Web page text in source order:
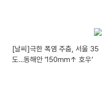
[날씨]극한 폭염 주춤, 서울 35
도…동해안 ‘150mm↑ 호우’